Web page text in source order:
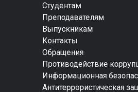
Студентам
Преподавателям
Выпускникам
Контакты
Обращения
Противодействие
Информационная
Антитеррористическая